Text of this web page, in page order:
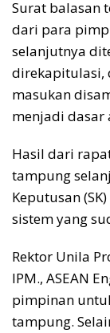
Surat balasan
dari para
selanjutnya
direkapitulasi,
masukan
menjadi dasar
Hasil dari
tampung
Keputusan
sistem yang
Rektor Unila
IPM., ASEAN
pimpinan
tampung.